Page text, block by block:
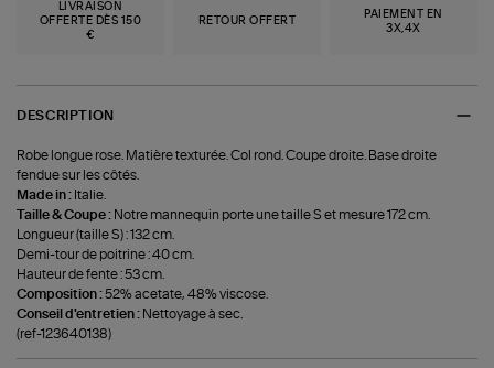
LIVRAISON
OFFERTE DÈS 150
€
RETOUR OFFERT
PAIEMENT EN
3X,4X
DESCRIPTION
Robe longue rose. Matière texturée. Col rond. Coupe droite. Base droite
fendue sur les côtés.
Made in : Italie.
Taille & Coupe : Notre mannequin porte une taille S et mesure 172 cm.
Longueur (taille S) : 132 cm.
Demi-tour de poitrine : 40 cm.
Hauteur de fente : 53 cm.
Composition :52% acetate, 48% viscose.
Conseil d'entretien : Nettoyage à sec.
(ref-123640138)